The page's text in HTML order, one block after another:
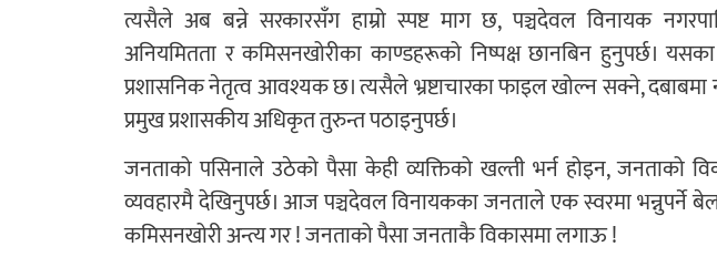
त्यसैले अब बन्ने सरकारसँग हाम्रो स्पष्ट माग छ, पञ्चदेवल विनायक
अनियमितता र कमिसनखोरीका काण्डहरूको निष्पक्ष छानबिन हुनुपर्छ।
प्रशासनिक नेतृत्व आवश्यक छ। त्यसैले भ्रष्टाचारका फाइल खोल्न सक्ने,
प्रमुख प्रशासकीय अधिकृत तुरुन्त पठाइनुपर्छ।
जनताको पसिनाले उठेको पैसा केही व्यक्तिको खल्ती भर्न होइन, जनताको
व्यवहारमै देखिनुपर्छ। आज पञ्चदेवल विनायकका जनताले एक स्वरमा भन्नुपर्ने
कमिसनखोरी अन्त्य गर ! जनताको पैसा जनताकै विकासमा लगाऊ !